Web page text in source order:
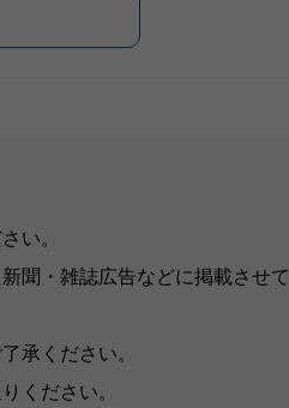
い。
聞・雑誌広告などに掲載させて
承ください。
ください。